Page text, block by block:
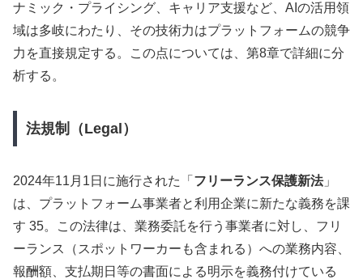
ナミック・プライシング、キャリア支援など、AIの活用領
域は多岐にわたり、その技術力はプラットフォームの競争
力を直接規定する。この点については、第8章で詳細に分
析する。
法規制（Legal）
2024年11月1日に施行された「 フリーランス保護新法」
は、プラットフォーム事業者と利用企業に新たな義務を課
す 35。この法律は、業務委託を行う事業者に対し、フリ
ーランス（スポットワーカーも含まれる）への業務内容、
報酬額、支払期日等の書面による明示を義務付けている